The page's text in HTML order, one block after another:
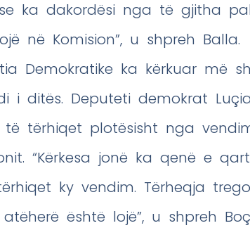
ka dakordësi nga të gjitha
në Komision”, u shpreh Balla.
Demokratike ka kërkuar më
i ditës. Deputeti demokrat
tërhiqet plotësisht nga
“Kërkesa jonë ka qenë e
ky vendim. Tërheqja
atëherë është lojë”, u shpreh